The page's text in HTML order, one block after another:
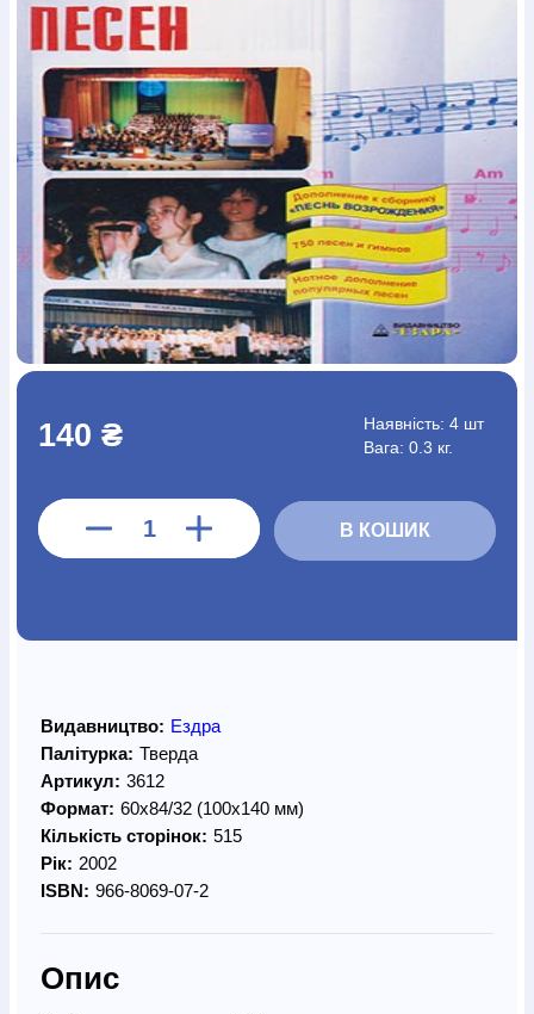
Богослов`яШлюб і сім`я
Супутні товари
ПеріодикаАудіоРучки кульковіВідео
Закладки для книгФутболки БрелокиСумкиБіжутерія
Блокноти Щоденники / щотижневикиВироби з дерева
Вироби з кераміки і глиниВироби з сріблаКартини
Навчальні мапиШкіряні виробиМагніти
вироби
Міні-лампи Наклейки Настільні ігриПакети
подарунковіПлакати Пластмасові виробиХустки
Подарункові карткиРозвиваючі ігриРепринти
Свічки
ЗошитиФотокартиниЧохли на БибліїГоловні убори
КалендаріКанцелярскі товариКомп`ютерні ігри
ЛистівкиСувенирна продукція ГодинникиПазли
Книга в комплекті
(097) 880-6379
140 ₴ Наявність: 4 шт
Вага: 0.3 кг.
В КОШИК
Видавництво: Ездра
Палітурка: Тверда
Артикул: 3612
Формат: 60х84/32 (100х140 мм)
Кількість сторінок: 515
Рік: 2002
ISBN: 966-8069-07-2
Опис